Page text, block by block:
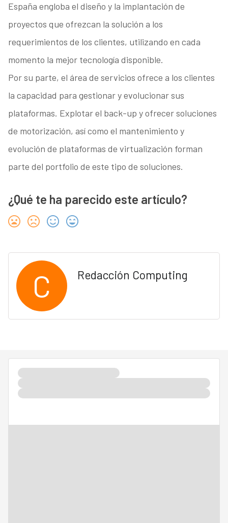
España engloba el diseño y la implantación de
proyectos que ofrezcan la solución a los
requerimientos de los clientes, utilizando en cada
momento la mejor tecnología disponible.
Por su parte, el área de servicios ofrece a los clientes
la capacidad para gestionar y evolucionar sus
plataformas. Explotar el back-up y ofrecer soluciones
de motorización, así como el mantenimiento y
evolución de plataformas de virtualización forman
parte del portfolio de este tipo de soluciones.
¿Qué te ha parecido este artículo?
C Redacción Computing